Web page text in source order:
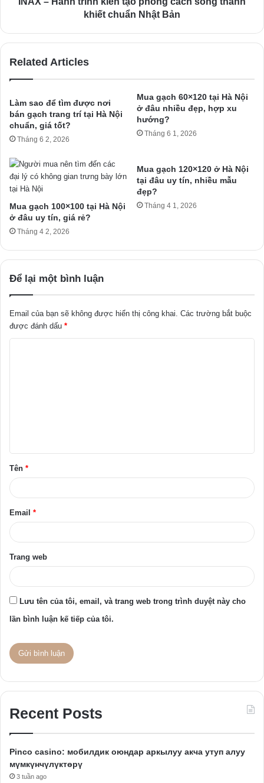
khiết chuẩn Nhật Bản
Related Articles
Làm sao để tìm được nơi
bán gạch trang trí tại Hà Nội
chuẩn, giá tốt?
Tháng 6 2, 2026
Mua gạch 60×120 tại Hà Nội
ở đâu nhiều đẹp, hợp xu
hướng?
Tháng 6 1, 2026
Mua gạch 100×100 tại Hà Nội
ở đâu uy tín, giá rẻ?
Tháng 4 2, 2026
Mua gạch 120×120 ở Hà Nội
tại đâu uy tín, nhiều mẫu
đẹp?
Tháng 4 1, 2026
Để lại một bình luận
Email của bạn sẽ không được hiển thị công khai. Các trường bắt buộc
được đánh dấu *
ậ
n
Tên *
Email *
Trang web
Lưu tên của tôi, email, và trang web trong trình duyệt này cho
lần bình luận kế tiếp của tôi.
Recent Posts
Pinco casino: мобилдик оюндар аркылуу акча утуп алуу
мүмкүнчүлүктөрү
3 tuần ago